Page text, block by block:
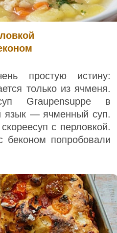
простую истину:
только из ячменя.
Graupensuppe в
язык — ячменный суп.
с перловкой.
попробовали